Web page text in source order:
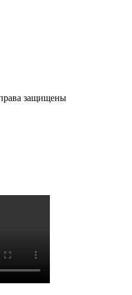
защищены